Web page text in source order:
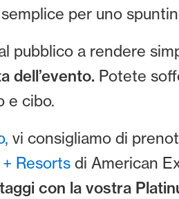
per uno
pubblico a rendere
dell’evento. Potete
e cibo.
vi consigliamo di
Resorts di American
con la vostra